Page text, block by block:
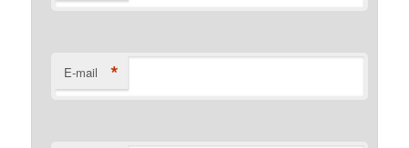
E-mail *